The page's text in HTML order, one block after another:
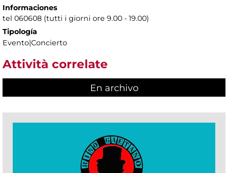
Informaciones
tel 060608 (tutti i giorni ore 9.00 - 19.00)
Tipología
Evento|Concierto
Attività correlate
En archivo